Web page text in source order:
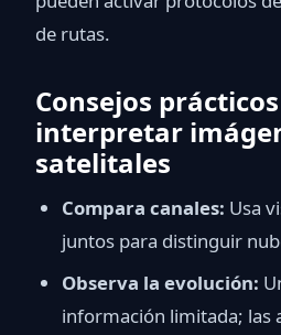
de rutas.
Consejos
interpretar
satelitales
Compara canales: Usa
juntos para distinguir
Observa la evolución:
información limitada; las